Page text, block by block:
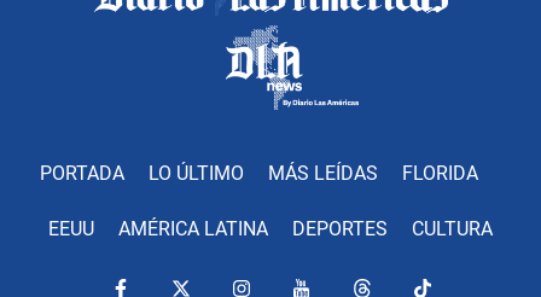
PORTADA LO ÚLTIMO MÁS LEÍDAS FLORIDA
EEUU AMÉRICA LATINA DEPORTES CULTURA